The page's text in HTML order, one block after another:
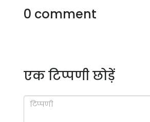
0 comment
एक टिप्पणी छोड़ें